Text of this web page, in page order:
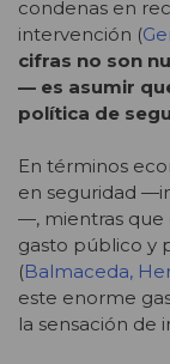
condenas en
intervención (
cifras no son
— es asumir
política de
En términos
en seguridad
—, mientras que
gasto público y
(Balmaceda,
este enorme
la sensación de